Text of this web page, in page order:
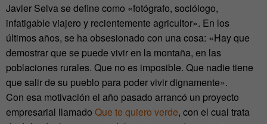
Javier Selva se define como «fotógrafo, sociólogo,
infatigable viajero y recientemente agricultor». En los
últimos años, se ha obsesionado con una cosa: «Hay que
demostrar que se puede vivir en la montaña, en las
poblaciones rurales. Que no es imposible. Que nadie tiene
que salir de su pueblo para poder vivir dignamente».
Con esa motivación el año pasado arrancó un proyecto
empresarial llamado Que te quiero verde, con el cual trata